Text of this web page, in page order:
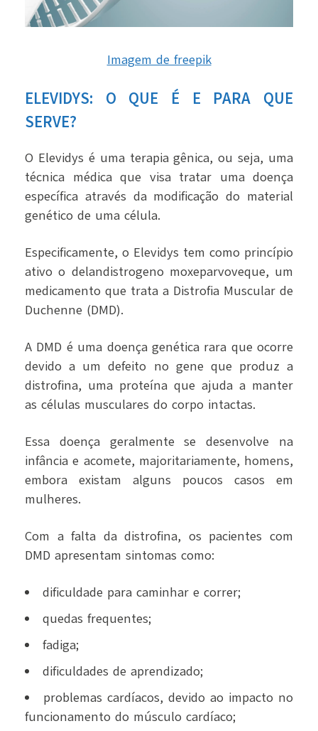
Imagem de freepik
ELEVIDYS: O QUE É E PARA QUE
SERVE?
O Elevidys é uma terapia gênica, ou seja, uma
técnica médica que visa tratar uma doença
específica através da modificação do material
genético de uma célula.
Especificamente, o Elevidys tem como princípio
ativo o delandistrogeno moxeparvoveque, um
medicamento que trata a Distrofia Muscular de
Duchenne (DMD).
A DMD é uma doença genética rara que ocorre
devido a um defeito no gene que produz a
distrofina, uma proteína que ajuda a manter
as células musculares do corpo intactas.
Essa doença geralmente se desenvolve na
infância e acomete, majoritariamente, homens,
embora existam alguns poucos casos em
mulheres.
Com a falta da distrofina, os pacientes com
DMD apresentam sintomas como:
dificuldade para caminhar e correr;
quedas frequentes;
fadiga;
dificuldades de aprendizado;
problemas cardíacos, devido ao impacto no
funcionamento do músculo cardíaco;